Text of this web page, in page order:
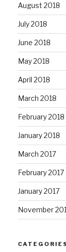
August 2018
July 2018
June 2018
May 2018
April 2018
March 2018
February 2018
January 2018
March 2017
February 2017
January 2017
November